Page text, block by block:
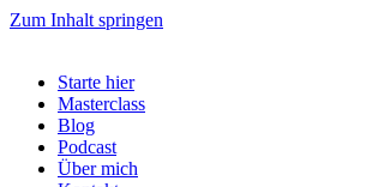
Zum Inhalt springen
Starte hier
Masterclass
Blog
Podcast
Über mich